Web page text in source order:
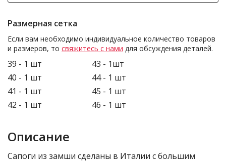
Размерная сетка
Если вам необходимо индивидуальное количество товаров
и размеров, то свяжитесь с нами для обсуждения деталей.
39 - 1 шт
40 - 1 шт
41 - 1 шт
42 - 1 шт
43 - 1шт
44 - 1 шт
45 - 1 шт
46 - 1 шт
Описание
Сапоги из замши сделаны в Италии с большим